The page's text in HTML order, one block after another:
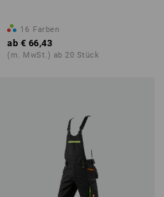
16 Farben
ab € 66,43
(m. MwSt.) ab 20 Stück